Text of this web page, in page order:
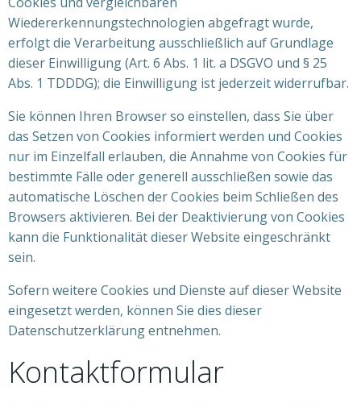
Wiedererkennungstechnologien abgefragt wurde,
erfolgt die Verarbeitung ausschließlich auf Grundlage
dieser Einwilligung (Art. 6 Abs. 1 lit. a DSGVO und § 25
Abs. 1 TDDDG); die Einwilligung ist jederzeit widerrufbar.
Sie können Ihren Browser so einstellen, dass Sie über
das Setzen von Cookies informiert werden und Cookies
nur im Einzelfall erlauben, die Annahme von Cookies für
bestimmte Fälle oder generell ausschließen sowie das
automatische Löschen der Cookies beim Schließen des
Browsers aktivieren. Bei der Deaktivierung von Cookies
kann die Funktionalität dieser Website eingeschränkt
sein.
Sofern weitere Cookies und Dienste auf dieser Website
eingesetzt werden, können Sie dies dieser
Datenschutzerklärung entnehmen.
Kontaktformular